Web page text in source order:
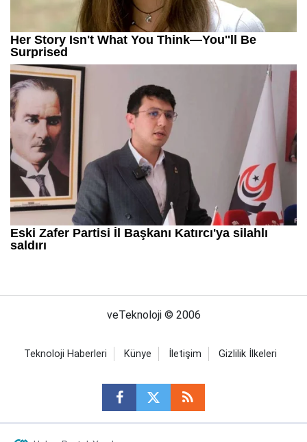
veTeknoloji © 2006
Teknoloji Haberleri Künye İletişim Gizlilik İlkeleri